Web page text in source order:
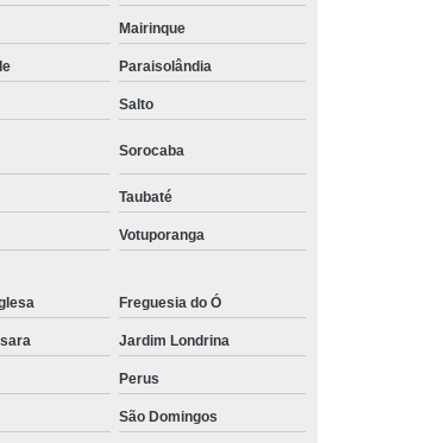
Mairinque
Paraisolândia
Salto
Sorocaba
Taubaté
Votuporanga
Freguesia do Ó
Jardim Londrina
Perus
São Domingos